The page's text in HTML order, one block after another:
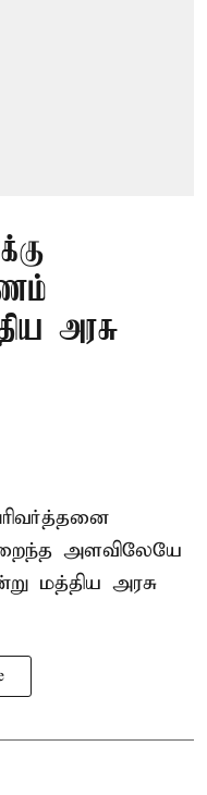
அரசு
அளவிலேயே
மத்திய அரசு